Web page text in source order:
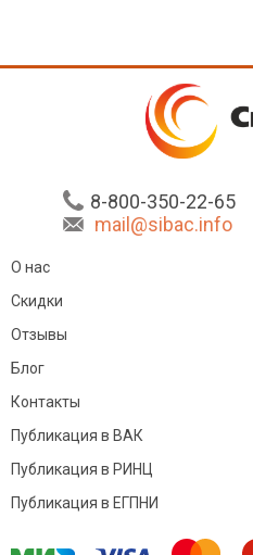
8-800-350-22-65
mail@sibac.info
О нас
Скидки
Отзывы
Блог
Контакты
Публикация в ВАК
Публикация в РИНЦ
Публикация в ЕГПНИ